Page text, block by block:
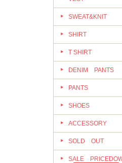
SWEAT&KNIT
SHIRT
T SHIRT
DENIM PANTS
PANTS
SHOES
ACCESSORY
SOLD OUT
SALE